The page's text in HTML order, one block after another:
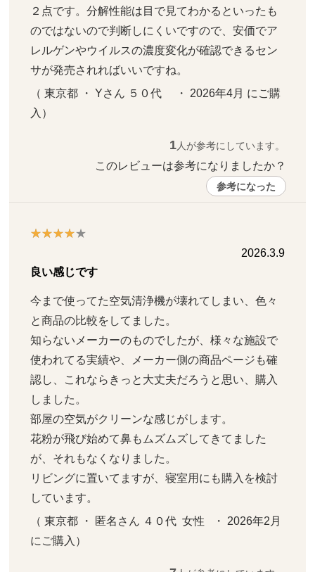
２点です。分解性能は目で見てわかるといったも
のではないので判断しにくいですので、安価でア
レルゲンやウイルスの濃度変化が確認できるセン
サが発売されればいいですね。
（ 東京都 ・ Yさん ５０代     ・ 2026年4月 にご購
入）
1人が参考にしています。
このレビューは参考になりましたか？
参考になった
2026.3.9
良い感じです
今まで使ってた空気清浄機が壊れてしまい、色々
と商品の比較をしてました。
知らないメーカーのものでしたが、様々な施設で
使われてる実績や、メーカー側の商品ページも確
認し、これならきっと大丈夫だろうと思い、購入
しました。
部屋の空気がクリーンな感じがします。
花粉が飛び始めて鼻もムズムズしてきてました
が、それもなくなりました。
リビングに置いてますが、寝室用にも購入を検討
しています。
（ 東京都 ・ 匿名さん ４０代  女性   ・ 2026年2月
にご購入）